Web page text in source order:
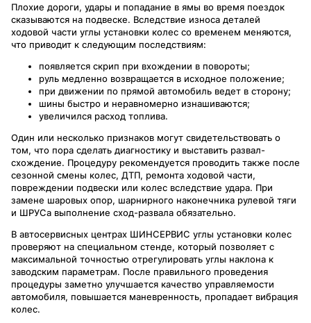
Плохие дороги, удары и попадание в ямы во время поездок
сказываются на подвеске. Вследствие износа деталей
ходовой части углы установки колес со временем меняются,
что приводит к следующим последствиям:
появляется скрип при вхождении в повороты;
руль медленно возвращается в исходное положение;
при движении по прямой автомобиль ведет в сторону;
шины быстро и неравномерно изнашиваются;
увеличился расход топлива.
Один или несколько признаков могут свидетельствовать о
том, что пора сделать диагностику и выставить развал-
схождение. Процедуру рекомендуется проводить также после
сезонной смены колес, ДТП, ремонта ходовой части,
повреждении подвески или колес вследствие удара. При
замене шаровых опор, шарнирного наконечника рулевой тяги
и ШРУСа выполнение сход-развала обязательно.
В автосервисных центрах ШИНСЕРВИС углы установки колес
проверяют на специальном стенде, который позволяет с
максимальной точностью отрегулировать углы наклона к
заводским параметрам. После правильного проведения
процедуры заметно улучшается качество управляемости
автомобиля, повышается маневренность, пропадает вибрация
колес.